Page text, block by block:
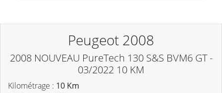
Peugeot 2008
2008 NOUVEAU PureTech 130 S&S BVM6 GT -
03/2022 10 KM
Kilométrage : 10 Km